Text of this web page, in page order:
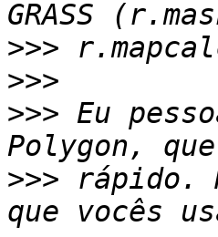
>>>
>>>
>>> Eu
>>> rápido.